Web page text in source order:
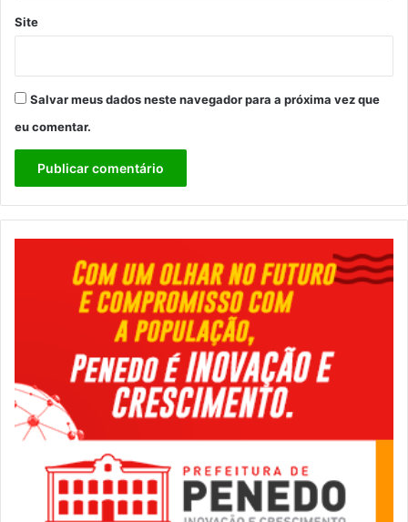
Site
Salvar meus dados neste navegador para a próxima vez que
eu comentar.